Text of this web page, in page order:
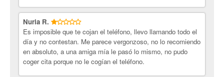
Nuria R.
Es imposible que te cojan el teléfono, llevo llamando todo el
día y no contestan. Me parece vergonzoso, no lo recomiendo
en absoluto, a una amiga mía le pasó lo mismo, no pudo
coger cita porque no le cogían el teléfono.